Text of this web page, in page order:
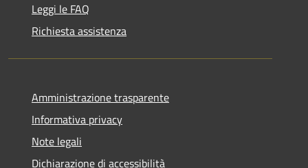
Leggi le FAQ
Richiesta assistenza
Amministrazione trasparente
Informativa privacy
Note legali
Dichiarazione di accessibilità